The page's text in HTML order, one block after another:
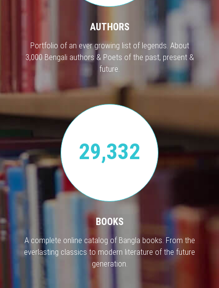
AUTHORS
Portfolio of an ever growing list of legends. About
3,000 Bengali authors & Poets of the past, present &
future.
29,332
BOOKS
A complete online catalog of Bangla books. From the
everlasting classics to modern literature of the future
generation.